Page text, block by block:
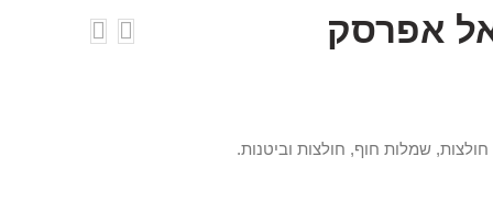
אפרסק
שמלות חוף, חולצות וביטנות.